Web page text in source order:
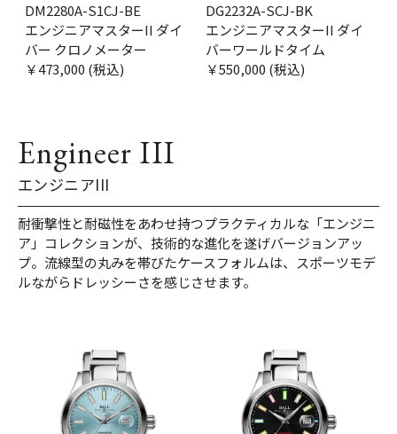
DM2280A-S1CJ-BE
エンジニアマスターII ダイ
バー クロノメーター
￥473,000 (税込)
DG2232A-SCJ-BK
エンジニアマスターII ダイ
バーワールドタイム
￥550,000 (税込)
Engineer III
エンジニアIII
耐衝撃性と耐磁性をあわせ持つプラクティカルな「エンジニ
ア」コレクションが、技術的な進化を遂げバージョンアッ
プ。流線型の丸みを帯びたケースフォルムは、スポーツモデ
ルながらドレッシーさを感じさせます。